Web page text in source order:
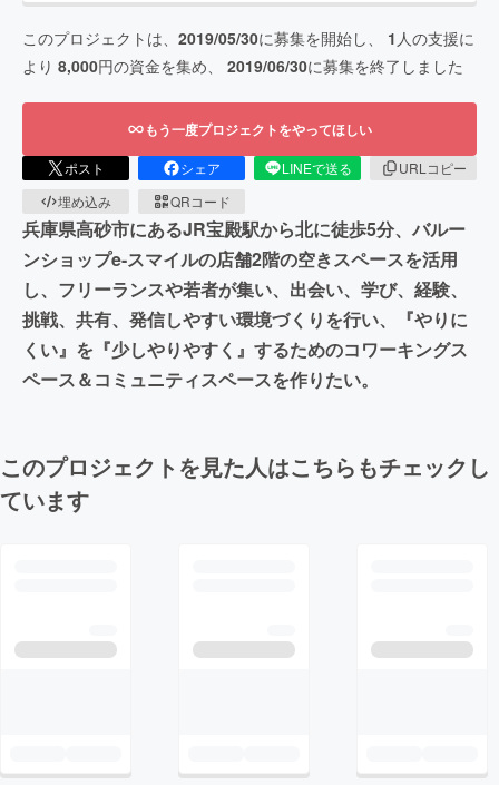
このプロジェクトは、 2019/05/30に募集を開始し、 1 人の支援に
より 8,000円の資金を集め、 2019/06/30に募集を終了しました
もう一度プロジェクトをやってほしい
ポスト シェア LINEで送る
URLコピー
埋め込み
QRコード
兵庫県高砂市にあるJR宝殿駅から北に徒歩5分、バルー
ンショップe-スマイルの店舗2階の空きスペースを活用
し、フリーランスや若者が集い、出会い、学び、経験、
挑戦、共有、発信しやすい環境づくりを行い、『やりに
くい』を『少しやりやすく』するためのコワーキングス
ペース＆コミュニティスペースを作りたい。
このプロジェクトを見た人はこちらもチェックし
ています